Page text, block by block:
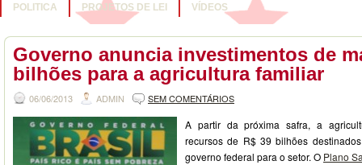
POLITICA PROJETOS DE LEI VÍDEOS
Governo anuncia investimentos de
bilhões para a agricultura familiar
06/06/2013 ADMIN SEM COMENTÁRIOS
A partir da próxima safra, a
recursos de R$ 39 bilhões
governo federal para o setor. O Plano